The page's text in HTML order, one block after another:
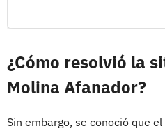
¿Cómo resolvió la
Molina Afanador?
Sin embargo, se conoció que